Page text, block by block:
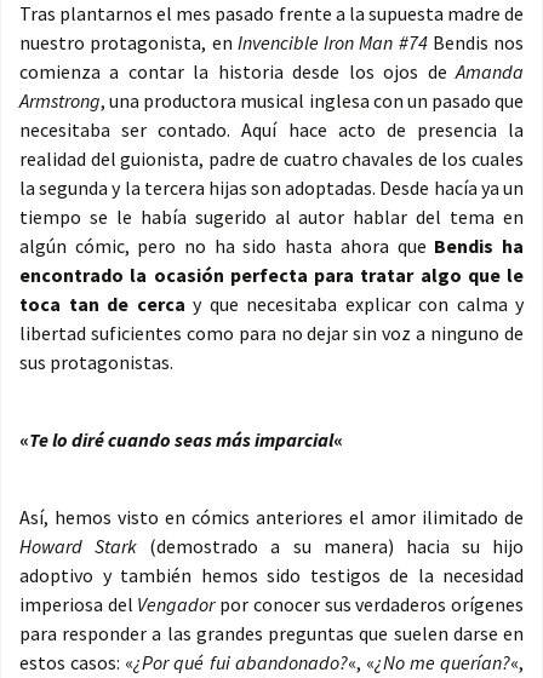
Tras plantarnos el mes pasado frente a la supuesta madre de
nuestro protagonista, en Invencible Iron Man #74Bendis nos
comienza a contar la historia desde los ojos deAmanda
Armstrong, una productora musical inglesa con un pasado que
necesitaba ser contado. Aquí hace acto de presencia la
realidad del guionista, padre de cuatro chavales de los cuales
la segunda y la tercera hijas son adoptadas. Desde hacía ya un
tiempo se le había sugerido al autor hablar del tema en
algún cómic, pero no ha sido hasta ahora que Bendis ha
encontrado la ocasión perfecta para tratar algo que le
toca tan de cerca y que necesitaba explicar con calma y
libertad suficientes como para no dejar sin voz a ninguno de
sus protagonistas.
«Te lo diré cuando seas más imparcial«
Así, hemos visto en cómics anteriores el amor ilimitado de
Howard Stark (demostrado a su manera) hacia su hijo
adoptivo y también hemos sido testigos de la necesidad
imperiosa del Vengadorpor conocer sus verdaderos orígenes
para responder a las grandes preguntas que suelen darse en
estos casos: «¿Por qué fui abandonado?«, «¿No me querían?«,